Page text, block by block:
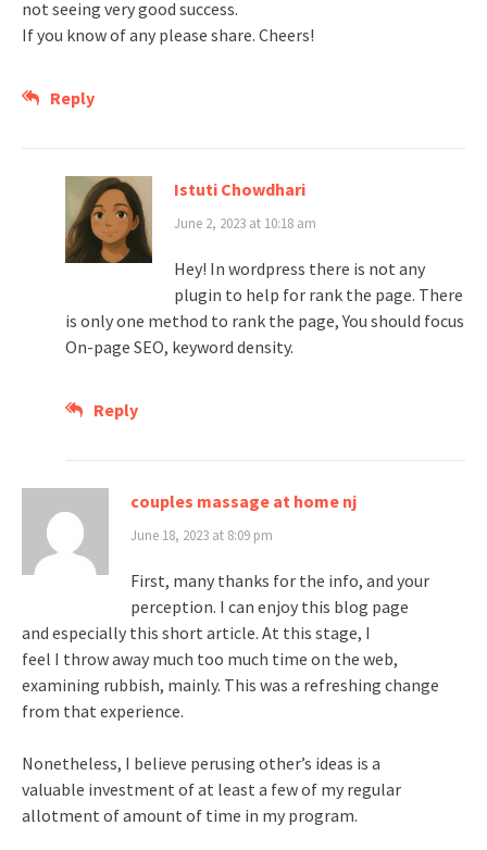
not seeing very good success.
If you know of any please share. Cheers!
Reply
Istuti Chowdhari
June 2, 2023 at 10:18 am
Hey! In wordpress there is not any
plugin to help for rank the page. There
is only one method to rank the page, You should focus
On-page SEO, keyword density.
Reply
couples massage at home nj
June 18, 2023 at 8:09 pm
First, many thanks for the info, and your
perception. I can enjoy this blog page
and especially this short article. At this stage, I
feel I throw away much too much time on the web,
examining rubbish, mainly. This was a refreshing change
from that experience.
Nonetheless, I believe perusing other’s ideas is a
valuable investment of at least a few of my regular
allotment of amount of time in my program.